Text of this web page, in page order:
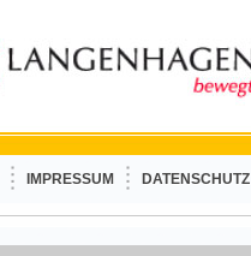
IMPRESSUM DATENSCHUTZ